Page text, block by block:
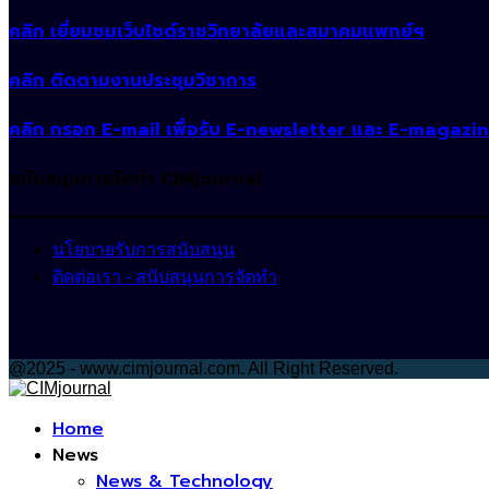
คลิก เยี่ยมชมเว็บไซต์ราชวิทยาลัยและสมาคมแพทย์ฯ
คลิก ติดตามงานประชุมวิชาการ
คลิก กรอก E-mail เพื่อรับ E-newsletter และ E-
สนับสนุนการจัดทำ CIMjournal
นโยบายรับการสนับสนุน
ติดต่อเรา - สนับสนุนการจัดทำ
@2025 - www.cimjournal.com. All Right Reserved.
Home
News
News & Technology